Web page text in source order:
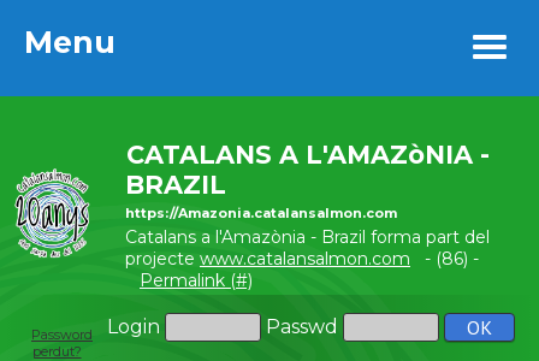
Menu
CATALANS A L'AMAZòNIA -
BRAZIL
https://Amazonia.catalansalmon.com
Catalans a l'Amazònia - Brazil forma part del
projecte www.catalansalmon.com - (86) -
Permalink (#)
Login Passwd
Password
perdut?
Menu